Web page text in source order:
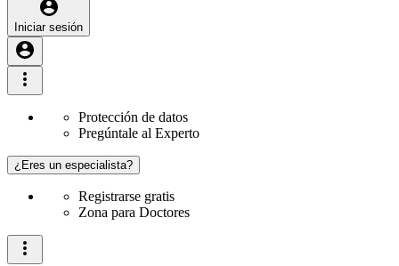
Iniciar sesión
Protección de datos
Pregúntale al Experto
¿Eres un especialista?
Registrarse gratis
Zona para Doctores